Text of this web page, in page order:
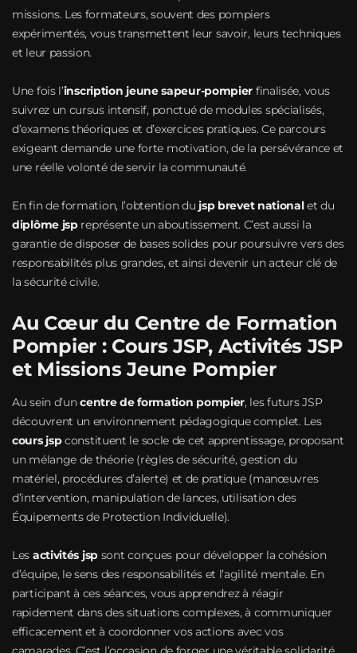
missions. Les formateurs, souvent des pompiers
expérimentés, vous transmettent leur savoir, leurs techniques
et leur passion.
Une fois l’inscription jeune sapeur-pompier finalisée, vous
suivrez un cursus intensif, ponctué de modules spécialisés,
d’examens théoriques et d’exercices pratiques. Ce parcours
exigeant demande une forte motivation, de la persévérance et
une réelle volonté de servir la communauté.
En fin de formation, l’obtention du jsp brevet nationalet du
diplôme jspreprésente un aboutissement. C’est aussi la
garantie de disposer de bases solides pour poursuivre vers des
responsabilités plus grandes, et ainsi devenir un acteur clé de
la sécurité civile.
Au Cœur du Centre de Formation
Pompier : Cours JSP, Activités JSP
et Missions Jeune Pompier
Au sein d’uncentre de formation pompier, les futurs JSP
découvrent un environnement pédagogique complet. Les
cours jspconstituent le socle de cet apprentissage, proposant
un mélange de théorie (règles de sécurité, gestion du
matériel, procédures d’alerte) et de pratique (manœuvres
d’intervention, manipulation de lances, utilisation des
Équipements de Protection Individuelle).
Les activités jspsont conçues pour développer la cohésion
d’équipe, le sens des responsabilités et l’agilité mentale. En
participant à ces séances, vous apprendrez à réagir
rapidement dans des situations complexes, à communiquer
efficacement et à coordonner vos actions avec vos